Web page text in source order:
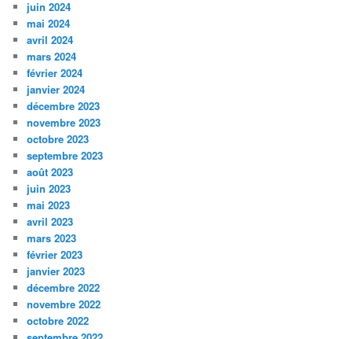
juin 2024
mai 2024
avril 2024
mars 2024
février 2024
janvier 2024
décembre 2023
novembre 2023
octobre 2023
septembre 2023
août 2023
juin 2023
mai 2023
avril 2023
mars 2023
février 2023
janvier 2023
décembre 2022
novembre 2022
octobre 2022